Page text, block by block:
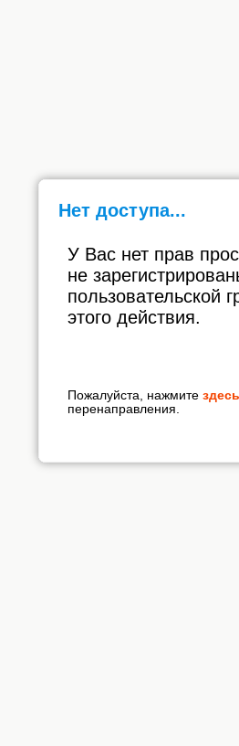
Нет доступа...
У Вас нет прав
не
пользовательской
этого действия.
Пожалуйста, нажмите здесь
перенаправления.